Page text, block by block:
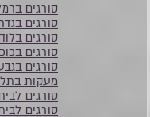
סורגים
סורגים
סורגים בלוד
סורגים
סורגים
מעקות
סורגים
סורגים